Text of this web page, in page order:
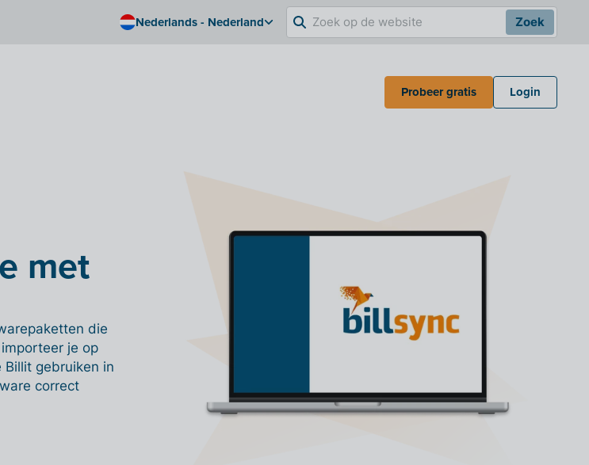
Nederlands - Nederland Zoek
Probeer gratis Login
met
die
je op
gebruiken in
correct